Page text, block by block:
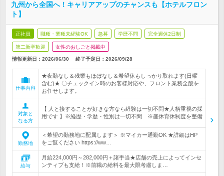
九州から全国へ！キャリアアップのチャンスも【ホテルフロン
ト】
正社員 職種・業種未経験OK 急募 学歴不問 完全週休2日制
第二新卒歓迎 女性のおしごと掲載中
情報更新日：2026/06/30 終了予定日： 2026/09/28
仕事内容
★夜勤なし＆残業もほぼなし＆希望休もしっかり取れます(日曜
含む)★ 〇チェックイン時のお客様対応や、フロント業務全般を
お任せします。
対象と
なる方
【 人と接することが好きな方なら経験は一切不問★人柄重視の採
用です 】※経歴・学歴・性別は一切不問 ※産休育休制度を整備
勤務地
＜希望の勤務地に配属します＞ ※マイカー通勤OK ★詳細はHP
をご覧ください https://ww…
給与
月給224,000円～282,000円＋諸手当★店舗の売上によってインセ
ンティブも支給！※前職の給料を最大限考慮しま…